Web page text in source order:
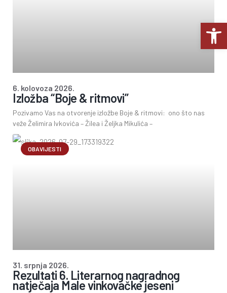
Izložba “Boje & ritmovi”
Pozivamo Vas na otvorenje izložbe Boje & ritmovi: ono što nas
veže Želimira Ivkovića – Žilea i Željka Mikulića –
6. kolovoza 2026.
OBAVIJESTI
Rezultati 6. Literarnog nagradnog
natječaja Male vinkovačke jeseni
31. srpnja 2026.